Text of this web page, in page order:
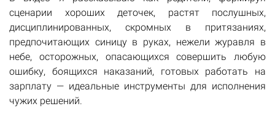
сценарии хороших деточек, растят послушных,
дисциплинированных, скромных в притязаниях,
предпочитающих синицу в руках, нежели журавля в
небе, осторожных, опасающихся совершить любую
ошибку, боящихся наказаний, готовых работать на
зарплату — идеальные инструменты для исполнения
чужих решений.